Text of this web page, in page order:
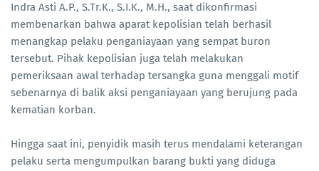
Indra Asti A.P., S.Tr.K., S.I.K., M.H., saat dikonfirmasi
membenarkan bahwa aparat kepolisian telah berhasil
menangkap pelaku penganiayaan yang sempat buron
tersebut. Pihak kepolisian juga telah melakukan
pemeriksaan awal terhadap tersangka guna menggali motif
sebenarnya di balik aksi penganiayaan yang berujung pada
kematian korban.
Hingga saat ini, penyidik masih terus mendalami keterangan
pelaku serta mengumpulkan barang bukti yang diduga